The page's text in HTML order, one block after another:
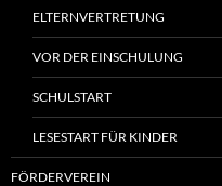
ELTERNVERTRETUNG
VOR DER EINSCHULUNG
SCHULSTART
LESESTART FÜR KINDER
FÖRDERVEREIN